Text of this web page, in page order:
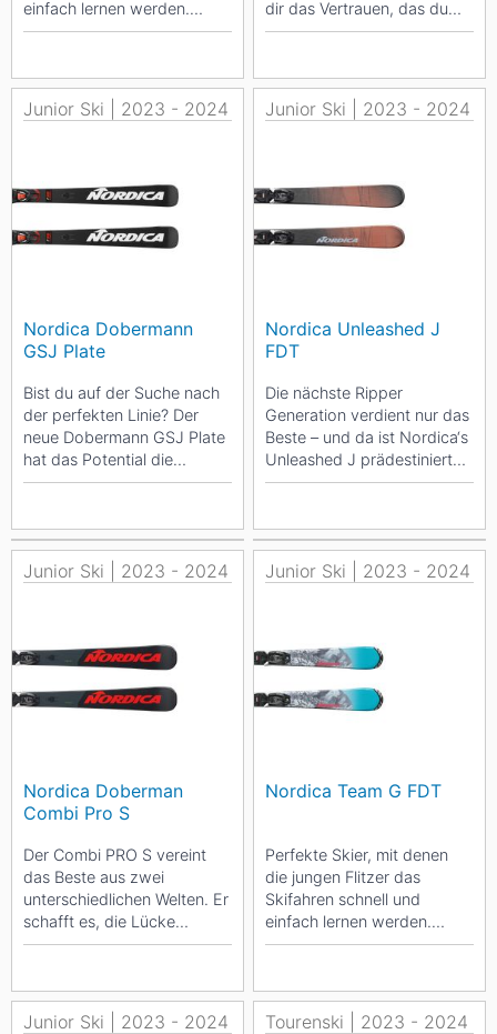
einfach lernen werden.
Weich im Flex und super
sie...
dir das Vertrauen, das du
brauchst um dein Potential
Junior Ski | 2023 - 2024
Nordica Dobermann
GSJ Plate
Bist du auf der Suche nach
der perfekten Linie? Der
neue Dobermann GSJ Plate
hat das Potential die
Rennstrecke dirket vom
Junior Ski | 2023 - 2024
Nordica Unleashed J
FDT
Die nächste Ripper
Generation verdient nur das
Beste – und da ist Nordica‘s
Unleashed J prädestiniert
dafür. Dieser trendige...
Junior Ski | 2023 - 2024
Nordica Doberman
Combi Pro S
Der Combi PRO S vereint
das Beste aus zwei
unterschiedlichen Welten. Er
schafft es, die Lücke
zwischen einem
Ski zu...
Junior Ski | 2023 - 2024
Nordica Team G FDT
Perfekte Skier, mit denen
die jungen Flitzer das
Skifahren schnell und
einfach lernen werden.
Weich im Flex und super
sie...
Junior Ski | 2023 - 2024 Tourenski | 2023 - 2024